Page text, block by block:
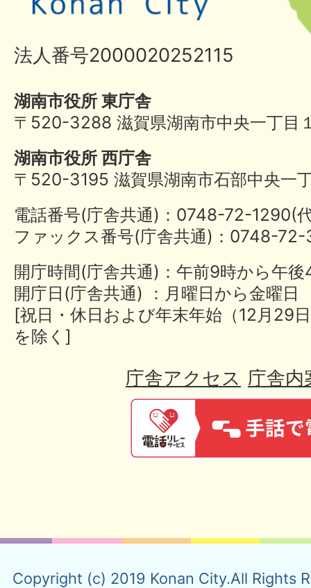
法人番号2000020252115
湖南市役所 東庁舎
〒520-3288 滋賀県湖南市中央一丁目
湖南市役所 西庁舎
〒520-3195 滋賀県湖南市石部中央一
電話番号(庁舎共通)：0748-72-
ファックス番号(庁舎共通)：0748-
開庁時間(庁舎共通)：午前9時から午
開庁日(庁舎共通) ：月曜日から金曜日
[祝日・休日および年末年始（12月29
を除く]
庁舎アクセス 庁舎内
Copyright (c) 2019 Konan City.All Rights